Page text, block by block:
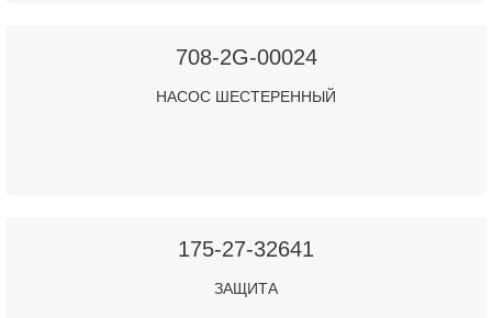
708-2G-00024
НАСОС ШЕСТЕРЕННЫЙ
175-27-32641
ЗАЩИТА